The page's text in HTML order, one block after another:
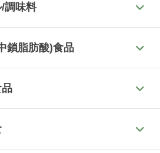
調味料
鎖脂肪酸)食品